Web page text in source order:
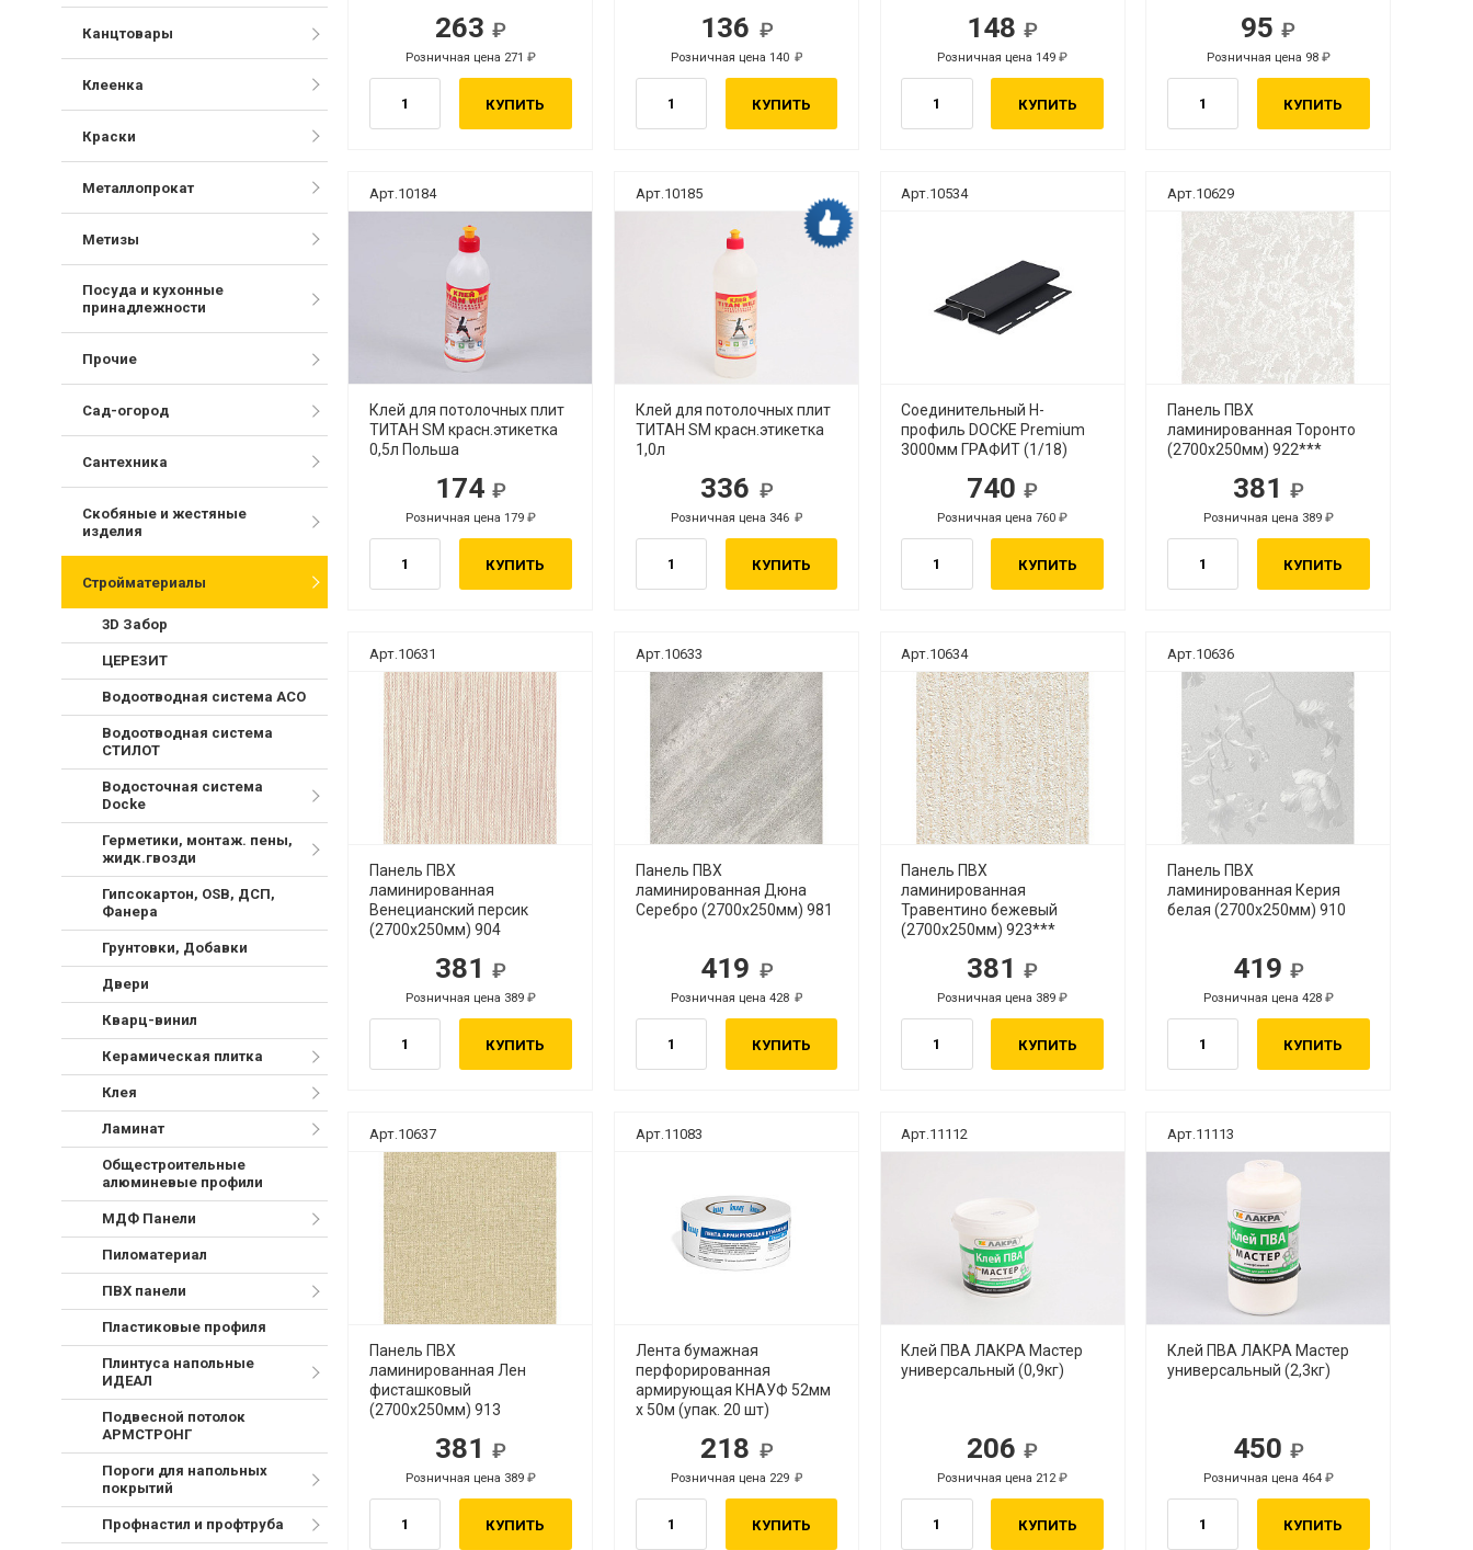
263
Розничная цена 271
КУПИТЬ
136
Розничная цена 140
руб.
КУПИТЬ
148
руб.
Розничная цена 149
руб.
КУПИТЬ
95
руб.
Розничная цена 98
руб.
КУПИТЬ
Арт.10184
Клей для потолочных плит
ТИТАН SM красн.этикетка
0,5л Польша
174
Розничная цена 179
КУПИТЬ
Арт.10185
Клей для потолочных плит
ТИТАН SM красн.этикетка
1,0л
336
руб.
Розничная цена 346
руб.
КУПИТЬ
Арт.10534
Соединительный H-
профиль DOCKE Premium
3000мм ГРАФИТ (1/18)
740
руб.
Розничная цена 760
руб.
КУПИТЬ
Арт.10629
Панель ПВХ
ламинированная Торонто
(2700х250мм) 922***
381
руб.
Розничная цена 389
руб.
КУПИТЬ
Арт.10631
Панель ПВХ
ламинированная
Венецианский персик
(2700х250мм) 904
381
Розничная цена 389
КУПИТЬ
Арт.10633
Панель ПВХ
ламинированная Дюна
Серебро (2700х250мм) 981
419
руб.
Розничная цена 428
руб.
КУПИТЬ
Арт.10634
Панель ПВХ
ламинированная
Травентино бежевый
(2700х250мм) 923***
381
руб.
Розничная цена 389
руб.
КУПИТЬ
Арт.10636
Панель ПВХ
ламинированная Керия
белая (2700х250мм) 910
419
руб.
Розничная цена 428
руб.
КУПИТЬ
Арт.10637
Панель ПВХ
ламинированная Лен
фисташковый
(2700х250мм) 913
381
Розничная цена 389
КУПИТЬ
Арт.11083
Лента бумажная
перфорированная
армирующая КНАУФ 52мм
х 50м (упак. 20 шт)
218
руб.
Розничная цена 229
КУПИТЬ
Арт.11112
Клей ПВА ЛАКРА Мастер
универсальный (0,9кг)
206
руб.
Розничная цена 212
руб.
КУПИТЬ
Арт.11113
Клей ПВА ЛАКРА Мастер
универсальный (2,3кг)
450
руб.
Розничная цена 464
руб.
КУПИТЬ
Канцтовары
Клеенка
Краски
Металлопрокат
Метизы
Посуда и кухонные
принадлежности
Прочие
Сад-огород
Сантехника
Скобяные и жестяные
изделия
Стройматериалы
3D Забор
ЦЕРЕЗИТ
Водоотводная система АСО
Водоотводная система
СТИЛОТ
Водосточная система
Docke
Герметики, монтаж. пены,
жидк.гвозди
Гипсокартон, OSB, ДСП,
Фанера
Грунтовки, Добавки
Двери
Кварц-винил
Керамическая плитка
Клея
Ламинат
Общестроительные
алюминевые профили
МДФ Панели
Пиломатериал
ПВХ панели
Пластиковые профиля
Плинтуса напольные
ИДЕАЛ
Подвесной потолок
АРМСТРОНГ
Пороги для напольных
покрытий
Профнастил и профтруба